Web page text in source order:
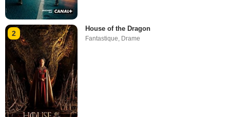
2
House of the Dragon
Fantastique, Drame